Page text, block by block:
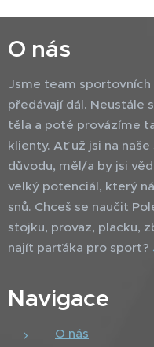
O nás
Jsme team sportovních
předávají dál. Neustále
těla a poté provázíme
klienty. Ať už jsi na
důvodu, měl/a by jsi
velký potenciál, který
snů. Chceš se naučit
stojku, provaz, placku,
najít parťáka pro sport?
Navigace
O nás